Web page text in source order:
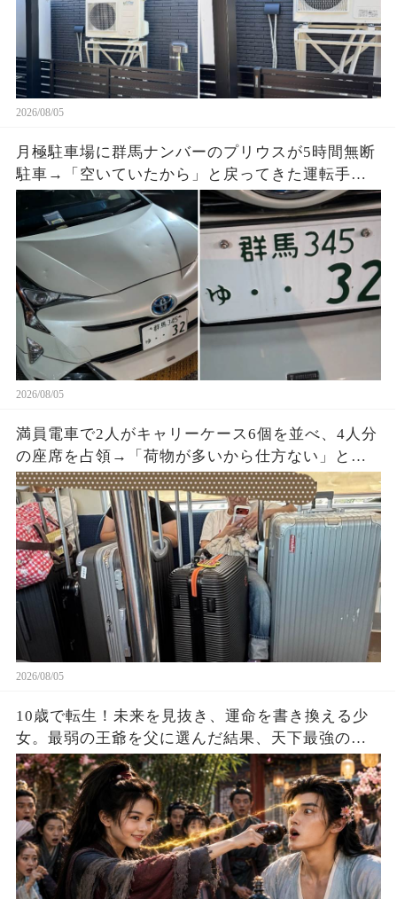
2026/08/05
月極駐車場に群馬ナンバーのプリウスが5時間無断
駐車→「空いていたから」と戻ってきた運転手
へ、防犯映像と駐車料金を見せると…
2026/08/05
満員電車で2人がキャリーケース6個を並べ、4人分
の座席を占領→「荷物が多いから仕方ない」と開
き直った直後、乗務員が車内を確認すると…
2026/08/05
10歳で転生！未来を見抜き、運命を書き換える少
女。最弱の王爺を父に選んだ結果、天下最強の皇
帝を育て上げた！